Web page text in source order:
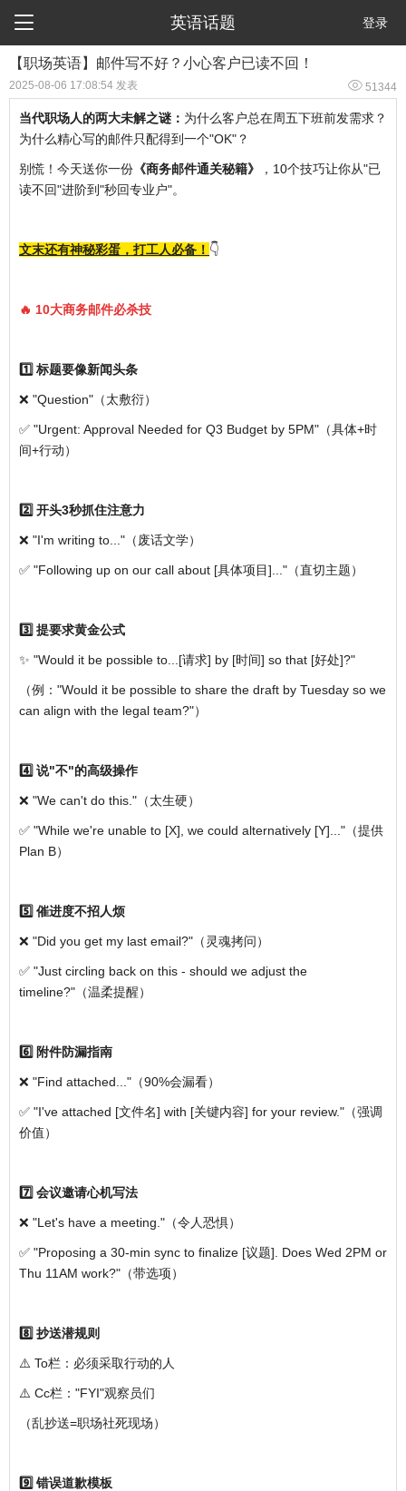
 英语话题 登录
【职场英语】邮件写不好？小心客户已读不回！
2025-08-06 17:08:54 发表  51344
当代职场人的两大未解之谜： 为什么客户总在周五下班前发需求？
为什么精心写的邮件只配得到一个"OK"？
别慌！今天送你一份 《商务邮件通关秘籍》
，10个技巧让你从"已
读不回"进阶到"秒回专业户"。
文末还有神秘彩蛋，打工人必备！ 👇
🔥 10大商务邮件必杀技
1️⃣ 标题要像新闻头条
❌ "Question"（太敷衍）
✅ "Urgent: Approval Needed for Q3 Budget by 5PM"（具体+时
间+行动）
2️⃣ 开头3秒抓住注意力
❌ "I'm writing to..."（废话文学）
✅ "Following up on our call about [具体项目]..."（直切主题）
3️⃣ 提要求黄金公式
✨ "Would it be possible to...[请求] by [时间] so that [好处]?"
（例："Would it be possible to share the draft by Tuesday so we
can align with the legal team?"）
4️⃣ 说"不"的高级操作
❌ "We can't do this."（太生硬）
✅ "While we're unable to [X], we could alternatively [Y]..."（提供
Plan B）
5️⃣ 催进度不招人烦
❌ "Did you get my last email?"（灵魂拷问）
✅ "Just circling back on this - should we adjust the
timeline?"（温柔提醒）
6️⃣ 附件防漏指南
❌ "Find attached..."（90%会漏看）
✅ "I've attached [文件名] with [关键内容] for your review."（强调
价值）
7️⃣ 会议邀请心机写法
❌ "Let's have a meeting."（令人恐惧）
✅ "Proposing a 30-min sync to finalize [议题]. Does Wed 2PM or
Thu 11AM work?"（带选项）
8️⃣ 抄送潜规则
⚠️ To栏：必须采取行动的人
⚠️ Cc栏："FYI"观察员们
（乱抄送=职场社死现场）
9️⃣ 错误道歉模板